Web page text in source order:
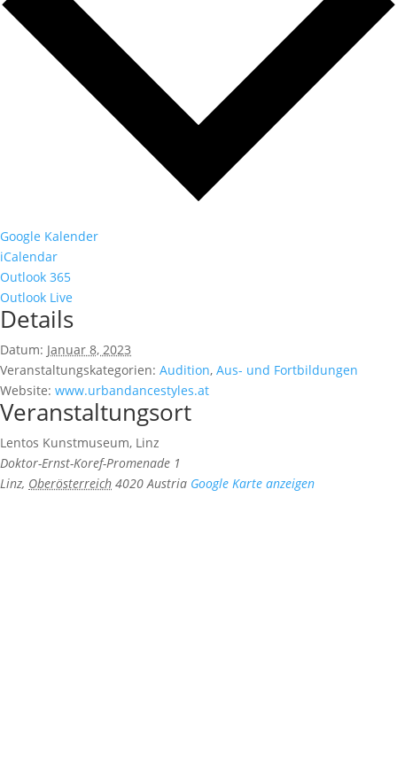
Google Kalender
iCalendar
Outlook 365
Outlook Live
Details
Datum: Januar 8, 2023
Veranstaltungskategorien: Audition, Aus- und Fortbildungen
Website: www.urbandancestyles.at
Veranstaltungsort
Lentos Kunstmuseum, Linz
Doktor-Ernst-Koref-Promenade 1
Linz, Oberösterreich 4020 Austria Google Karte anzeigen